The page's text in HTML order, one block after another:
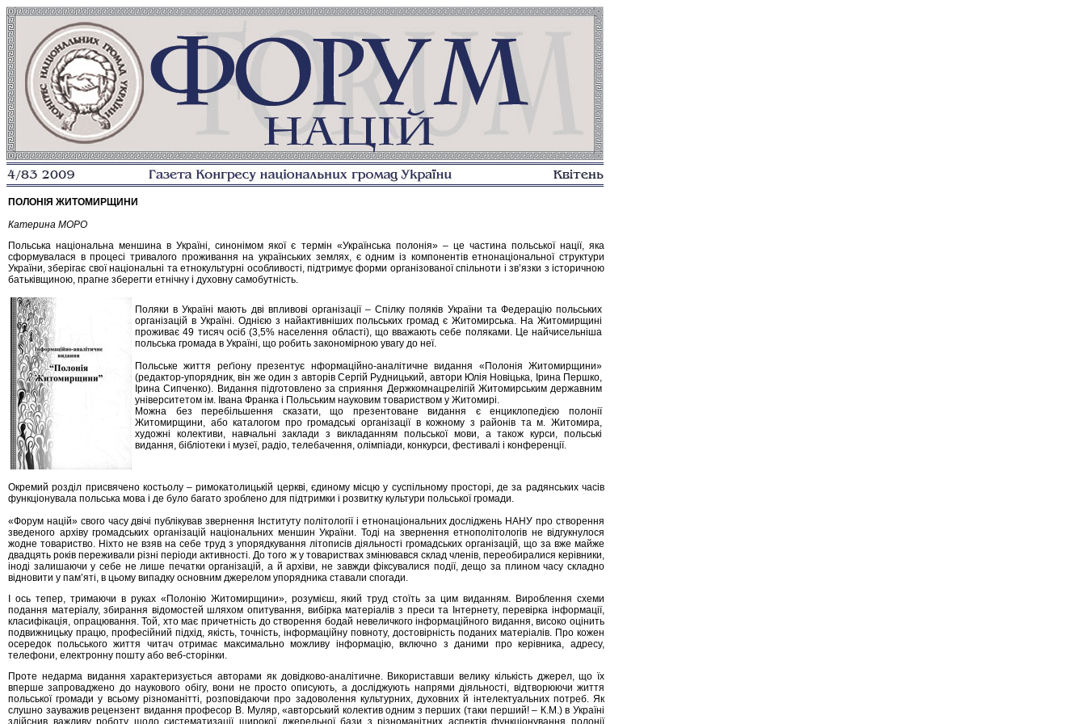
ПОЛОНІЯ ЖИТОМИРЩИНИ
Катерина МОРО
Польська національна меншина в Україні, синонімом якої є термін «Українська полонія» – це частина польської нації, яка
сформувалася в процесі тривалого проживання на українських землях, є одним із компонентів етнонаціональної структури
України, зберігає свої національні та етнокультурні особливості, підтримує форми організованої спільноти і зв’язки з історичною
батьківщиною, прагне зберегти етнічну і духовну самобутність.
Поляки в Україні мають дві впливові організації – Спілку поляків України та Федерацію польських
організацій в Україні. Однією з найактивніших польських громад є Житомирська. На Житомирщині
проживає 49 тисяч осіб (3,5% населення області), що вважають себе поляками. Це найчисельніша
польська громада в Україні, що робить закономірною увагу до неї.
Польське життя реґіону презентує нформаційно-аналітичне видання «Полонія Житомирщини»
(редактор-упорядник, він же один з авторів Сергій Рудницький, автори Юлія Новіцька, Ірина Першко,
Ірина Сипченко). Видання підготовлено за сприяння Держкомнацрелігій Житомирським державним
університетом ім. Івана Франка і Польським науковим товариством у Житомирі.
Можна без перебільшення сказати, що презентоване видання є енциклопедією полонії
Житомирщини, або каталогом про громадські організації в кожному з районів та м. Житомира,
художні колективи, навчальні заклади з викладанням польської мови, а також курси, польські
видання, бібліотеки і музеї, радіо, телебачення, олімпіади, конкурси, фестивалі і конференції.
Окремий розділ присвячено костьолу – римокатолицькій церкві, єдиному місцю у суспільному просторі, де за радянських часів
функціонувала польська мова і де було багато зроблено для підтримки і розвитку культури польської громади.
«Форум націй» свого часу двічі публікував звернення Інституту політології і етнонаціональних досліджень НАНУ про створення
зведеного архіву громадських організацій національних меншин України. Тоді на звернення етнополітологів не відгукнулося
жодне товариство. Ніхто не взяв на себе труд з упорядкування літописів діяльності громадських організацій, що за вже майже
двадцять років переживали різні періоди активності. До того ж у товариствах змінювався склад членів, переобиралися керівники,
іноді залишаючи у себе не лише печатки організацій, а й архіви, не завжди фіксувалися події, дещо за плином часу складно
відновити у пам’яті, в цьому випадку основним джерелом упорядника ставали спогади.
І ось тепер, тримаючи в руках «Полонію Житомирщини», розумієш, який труд стоїть за цим виданням. Вироблення схеми
подання матеріалу, збирання відомостей шляхом опитування, вибірка матеріалів з преси та Інтернету, перевірка інформації,
класифікація, опрацювання. Той, хто має причетність до створення бодай невеличкого інформаційного видання, високо оцінить
подвижницьку працю, професійний підхід, якість, точність, інформаційну повноту, достовірність поданих матеріалів. Про кожен
осередок польського життя читач отримає максимально можливу інформацію, включно з даними про керівника, адресу,
телефони, електронну пошту або веб-сторінки.
Проте недарма видання характеризується авторами як довідково-аналітичне. Використавши велику кількість джерел, що їх
вперше запроваджено до наукового обігу, вони не просто описують, а досліджують напрями діяльності, відтворюючи життя
польської громади у всьому різноманітті, розповідаючи про задоволення культурних, духовних й інтелектуальних потреб. Як
слушно зауважив рецензент видання професор В. Муляр, «авторський колектив одним з перших (таки перший! – К.М.) в Україні
здійснив важливу роботу щодо систематизації широкої джерельної бази з різноманітних аспектів функціонування полонії